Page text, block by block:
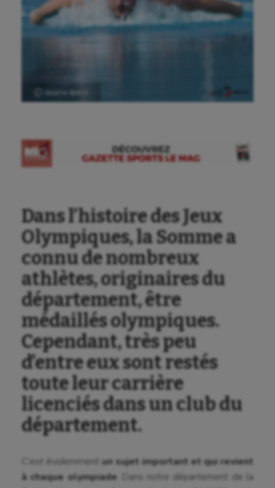
Ⓒ Gazette Sports
Dans l’histoire des Jeux
Olympiques, la Somme a
connu de nombreux
athlètes, originaires du
département, être
médaillés olympiques.
Cependant, très peu
d’entre eux sont restés
toute leur carrière
licenciés dans un club du
département.
C’est évidemment un sujet important et qui revient
à chaque olympiade . Dans notre département de la